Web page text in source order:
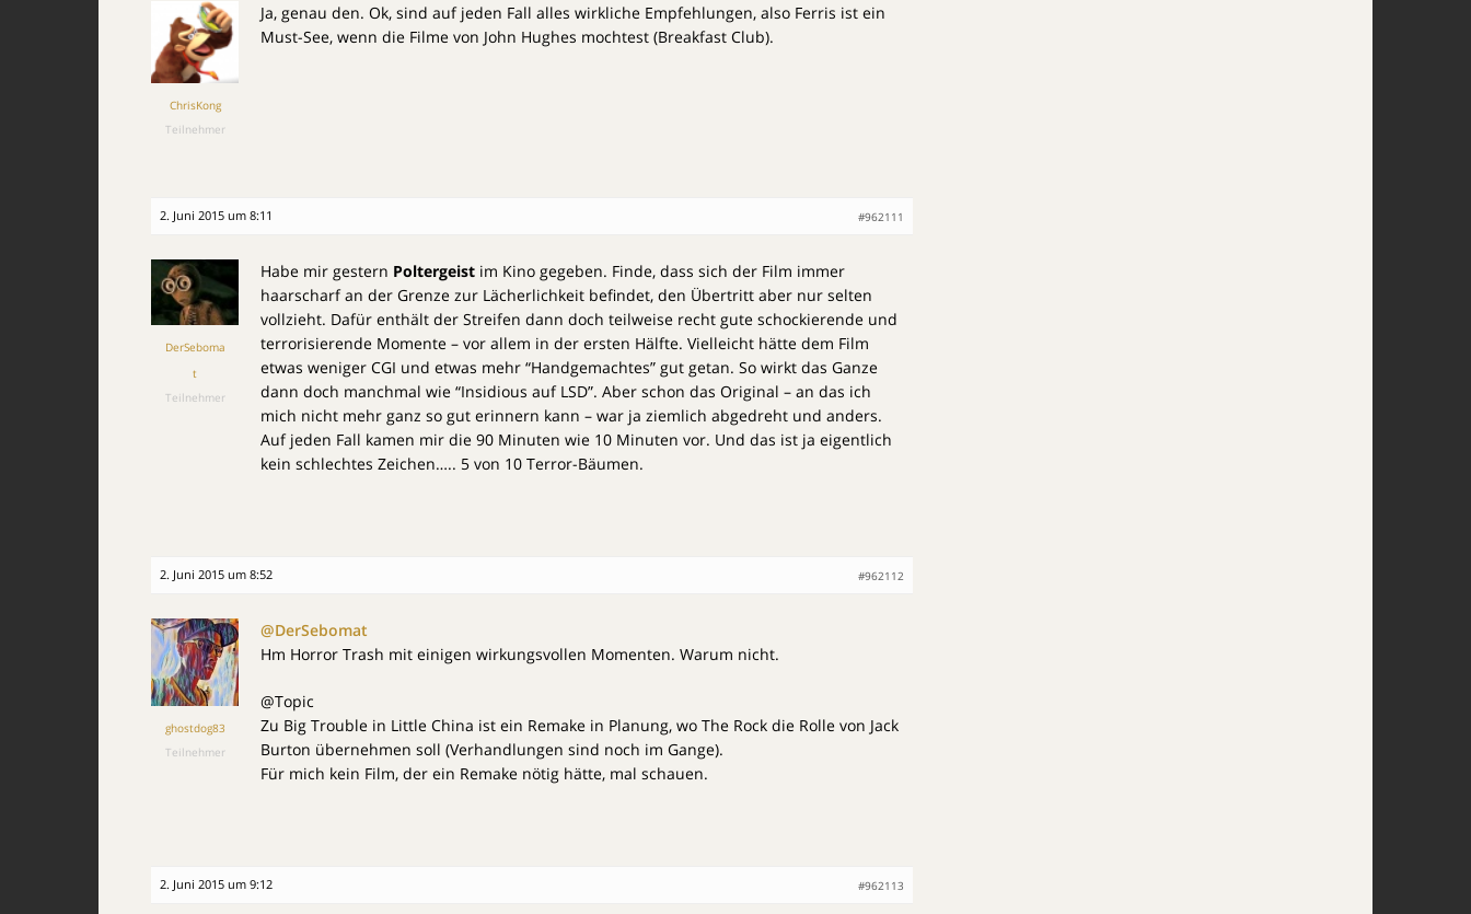
ChrisKong
Teilnehmer
Ja, genau den. Ok, sind auf jeden Fall alles wirkliche Empfehlungen, also Ferris ist ein
Must-See, wenn die Filme von John Hughes mochtest (Breakfast Club).
2. Juni 2015 um 8:11 #962111
DerSeboma
t
Teilnehmer
Habe mir gestern Poltergeist im Kino gegeben. Finde, dass sich der Film immer
haarscharf an der Grenze zur Lächerlichkeit befindet, den Übertritt aber nur selten
vollzieht. Dafür enthält der Streifen dann doch teilweise recht gute schockierende und
terrorisierende Momente – vor allem in der ersten Hälfte. Vielleicht hätte dem Film
etwas weniger CGI und etwas mehr “Handgemachtes” gut getan. So wirkt das Ganze
dann doch manchmal wie “Insidious auf LSD”. Aber schon das Original – an das ich
mich nicht mehr ganz so gut erinnern kann – war ja ziemlich abgedreht und anders.
Auf jeden Fall kamen mir die 90 Minuten wie 10 Minuten vor. Und das ist ja eigentlich
kein schlechtes Zeichen….. 5 von 10 Terror-Bäumen.
2. Juni 2015 um 8:52 #962112
ghostdog83
Teilnehmer
@DerSebomat
Hm Horror Trash mit einigen wirkungsvollen Momenten. Warum nicht.
@Topic
Zu Big Trouble in Little China ist ein Remake in Planung, wo The Rock die Rolle von Jack
Burton übernehmen soll (Verhandlungen sind noch im Gange).
Für mich kein Film, der ein Remake nötig hätte, mal schauen.
2. Juni 2015 um 9:12 #962113